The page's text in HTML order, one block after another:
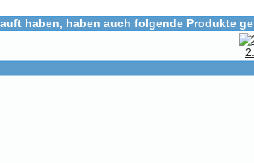
haben, haben auch folgende Produkte